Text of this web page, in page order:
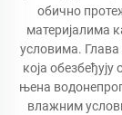
обично
материјалима
условима.
која
њена
влажним